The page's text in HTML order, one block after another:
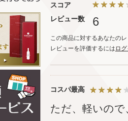
スコア
レビュー数
6
この商品に対するあなたの
レビューを評価するには ロ
コスパ最高
ただ、軽いの